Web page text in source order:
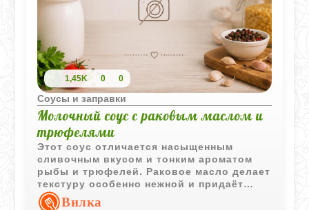
1,45K 0 0
Соусы и заправки
Молочный соус с раковым маслом и
трюфелями
Этот соус отличается насыщенным
сливочным вкусом и тонким ароматом
рыбы и трюфелей. Раковое масло делает
текстуру особенно нежной и придаёт
лёгкий морской оттенок.
Вилка